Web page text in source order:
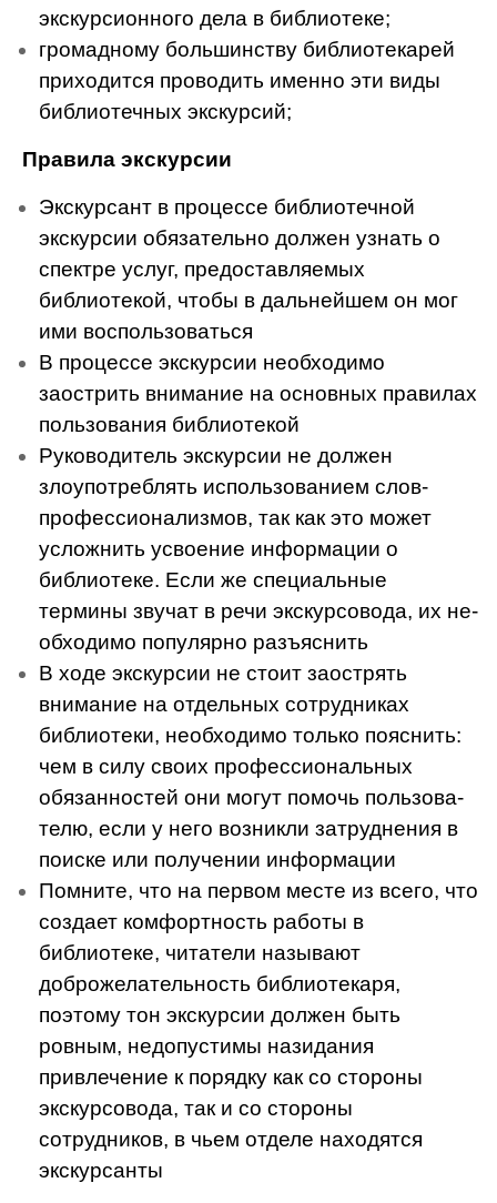
экскурсионно­го дела в библиотеке;
громадному большинству библиотекарей
приходится прово­дить именно эти виды
библиотеч­ных экскурсий;
Правила экскурсии
Экскурсант в процессе биб­лиотечной
экскурсии обязательно должен узнать о
спектре услуг, предоставляемых
библиотекой, чтобы в дальнейшем он мог
ими воспользоваться
В процессе экскурсии необ­ходимо
заострить внимание на ос­новных правилах
пользования биб­лиотекой
Руководитель экскурсии не должен
злоупотреблять использо­ванием слов-
профессионализмов, так как это может
усложнить усвое­ние информации о
библиотеке. Если же специальные
термины звучат в речи экскурсовода, их не­
обходимо популярно разъяснить
В ходе экскурсии не стоит за­острять
внимание на отдельных сотрудниках
библиотеки, необхо­димо только пояснить:
чем в силу своих профессиональных
обязан­ностей они могут помочь пользова­
телю, если у него возникли затруд­нения в
поиске или получении ин­формации
Помните, что на первом мес­те из всего, что
создает комфорт­ность работы в
библиотеке, чита­тели называют
доброжелатель­ность библиотекаря,
поэтому тон экскурсии должен быть
ровным, недопустимы назидания
привлечение к порядку как со стороны
экскурсовода, так и со стороны
сотрудников, в чьем отделе находятся
экскурсанты